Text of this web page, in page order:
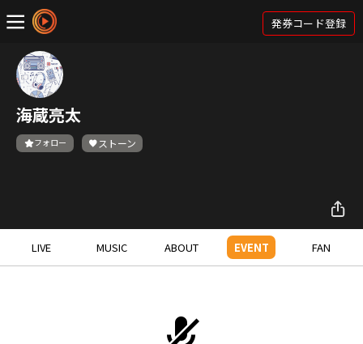
発券コード登録
海蔵亮太
フォロー ストーン
LIVE MUSIC ABOUT EVENT FAN